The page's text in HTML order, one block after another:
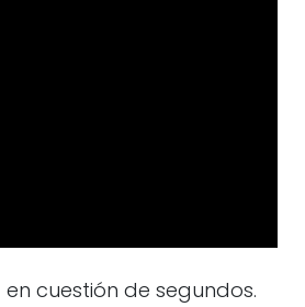
cuestión de segundos.